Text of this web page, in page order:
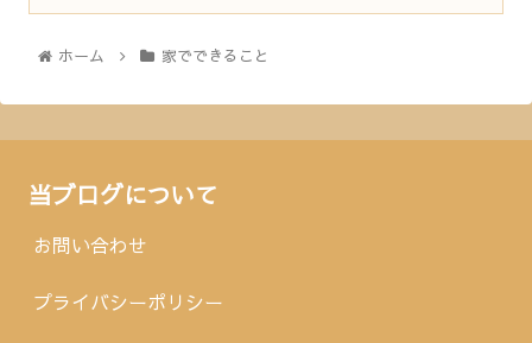
ホーム 家でできること
当ブログについて
お問い合わせ
プライバシーポリシー